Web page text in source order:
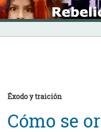
Skip
to
content
INICIO
Éxodo y traición
Cómo se